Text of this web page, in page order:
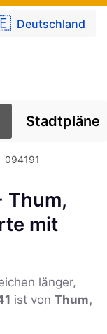
Deutschland
Stadtpläne
094191
Thum,
mit
länger,
ist von Thum,